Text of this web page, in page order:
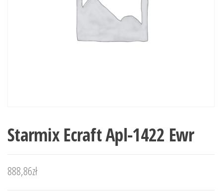
Starmix Ecraft Apl-1422 Ewr
888,86zł